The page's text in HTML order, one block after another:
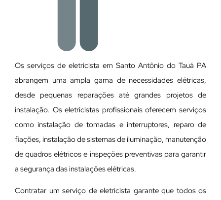
Os serviços de eletricista em Santo Antônio do Tauá PA
abrangem uma ampla gama de necessidades elétricas,
desde pequenas reparações até grandes projetos de
instalação. Os eletricistas profissionais oferecem serviços
como instalação de tomadas e interruptores, reparo de
fiações, instalação de sistemas de iluminação, manutenção
de quadros elétricos e inspeções preventivas para garantir
a segurança das instalações elétricas.
Contratar um serviço de eletricista garante que todos os